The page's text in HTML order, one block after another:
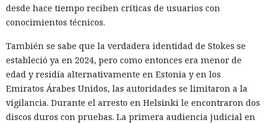
desde hace tiempo reciben críticas de usuarios con
conocimientos técnicos.
También se sabe que la verdadera identidad de Stokes se
estableció ya en 2024, pero como entonces era menor de
edad y residía alternativamente en Estonia y en los
Emiratos Árabes Unidos, las autoridades se limitaron a la
vigilancia. Durante el arresto en Helsinki le encontraron dos
discos duros con pruebas. La primera audiencia judicial en